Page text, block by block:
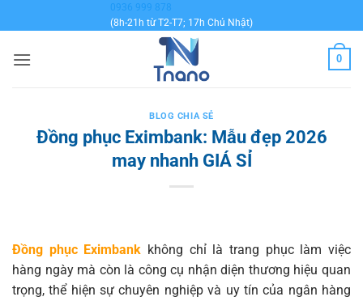
qua
dung
0936 999 878
(8h-21h từ T2-T7; 17h Chủ Nhật)
0
BLOG CHIA SẺ
Đồng phục Eximbank: Mẫu đẹp 2026
may nhanh GIÁ SỈ
Đồng phục Eximbank không chỉ là trang phục làm việc
hàng ngày mà còn là công cụ nhận diện thương hiệu quan
trọng, thể hiện sự chuyên nghiệp và uy tín của ngân hàng